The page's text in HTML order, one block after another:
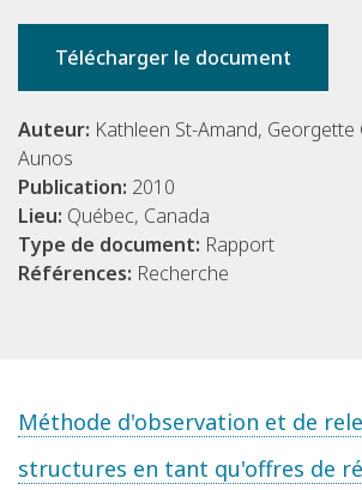
Télécharger le document
Auteur: Kathleen St-Amand,
Aunos
Publication: 2010
Lieu: Québec, Canada
Type de document: Rapport
Références: Recherche
Méthode d'observation et de
structures en tant qu'offres de